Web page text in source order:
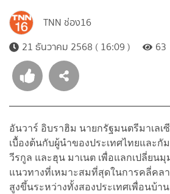
TNN ช่อง16
21 ธันวาคม 2568 ( 16:09 )
63
อันวาร์ อิบราฮิม นายกรัฐมนตรีมาเลเซี
เบื้องต้นกับผู้นำของประเทศไทยและ
วีรกูล และฮุน มาเนต เพื่อแลกเปลี่ยน
แนวทางที่เหมาะสมที่สุดในการคลี่คล
สูงขึ้นระหว่างทั้งสองประเทศเพื่อนบ้าน